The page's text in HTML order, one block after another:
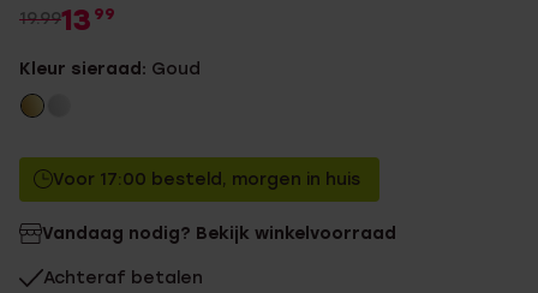
19.9913 99
Kleur sieraad: Goud
Voor 17:00 besteld, morgen in huis
Vandaag nodig? Bekijk winkelvoorraad
Achteraf betalen